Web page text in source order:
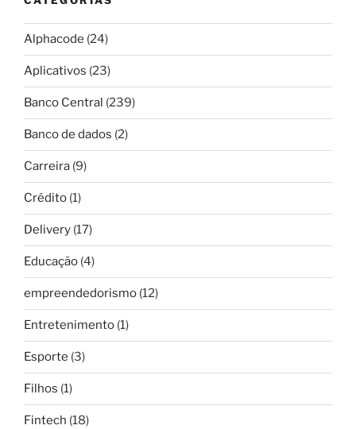
Alphacode (24)
Aplicativos (23)
Banco Central (239)
Banco de dados (2)
Carreira (9)
Crédito (1)
Delivery (17)
Educação (4)
empreendedorismo (12)
Entretenimento (1)
Esporte (3)
Filhos (1)
Fintech (18)